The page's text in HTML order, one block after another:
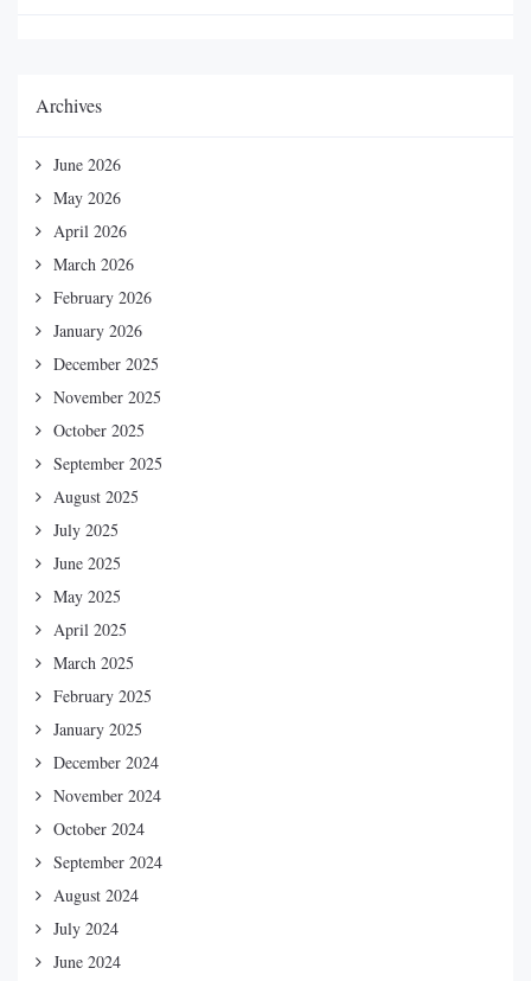
Archives
June 2026
May 2026
April 2026
March 2026
February 2026
January 2026
December 2025
November 2025
October 2025
September 2025
August 2025
July 2025
June 2025
May 2025
April 2025
March 2025
February 2025
January 2025
December 2024
November 2024
October 2024
September 2024
August 2024
July 2024
June 2024